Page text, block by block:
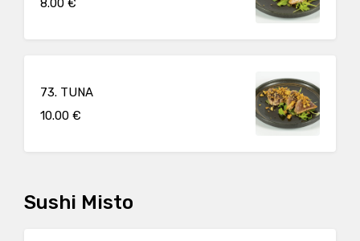
73. TUNA
10.00 €
Sushi Misto